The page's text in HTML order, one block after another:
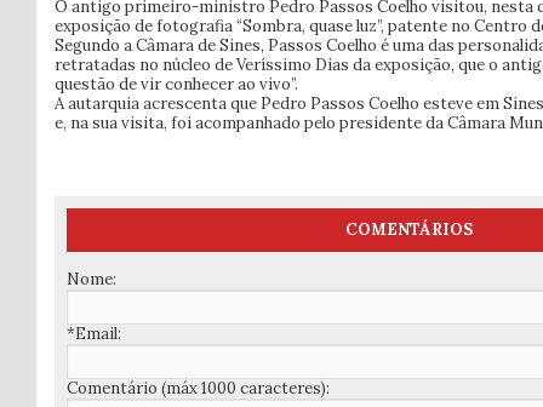
O antigo primeiro-ministro Pedro Passos Coelho visitou, nesta
exposição de fotografia “Sombra, quase luz”, patente no Centro
Segundo a Câmara de Sines, Passos Coelho é uma das
retratadas no núcleo de Veríssimo Dias da exposição, que o
questão de vir conhecer ao vivo”.
A autarquia acrescenta que Pedro Passos Coelho esteve em
e, na sua visita, foi acompanhado pelo presidente da Câmara
COMENTÁRIOS
Nome:
*Email:
Comentário (máx 1000 caracteres):